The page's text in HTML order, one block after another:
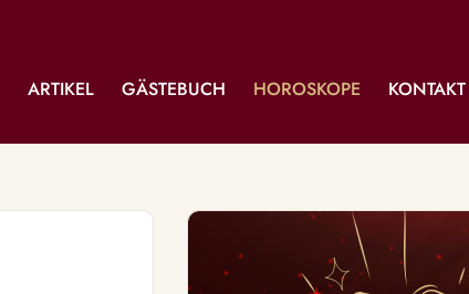
ARTIKEL GÄSTEBUCH HOROSKOPE KONTAKT